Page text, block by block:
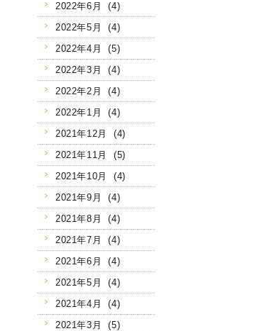
2022年6月 (4)
2022年5月 (4)
2022年4月 (5)
2022年3月 (4)
2022年2月 (4)
2022年1月 (4)
2021年12月 (4)
2021年11月 (5)
2021年10月 (4)
2021年9月 (4)
2021年8月 (4)
2021年7月 (4)
2021年6月 (4)
2021年5月 (4)
2021年4月 (4)
2021年3月 (5)